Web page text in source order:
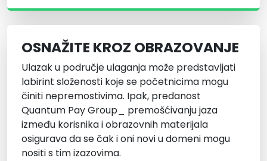
OSNAŽITE KROZ OBRAZOVANJE
Ulazak u područje ulaganja može predstavljati
labirint složenosti koje se početnicima mogu
činiti nepremostivima. Ipak, predanost
Quantum Pay Group_ premošćivanju jaza
između korisnika i obrazovnih materijala
osigurava da se čak i oni novi u domeni mogu
nositi s tim izazovima.